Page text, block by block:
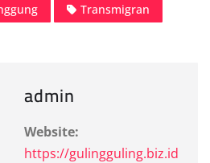
Transmigran
admin
Website:
https://gulingguling.biz.id